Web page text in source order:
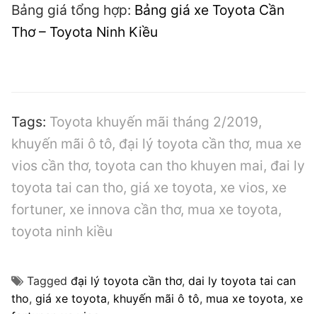
Bảng giá tổng hợp: Bảng giá xe Toyota Cần
Thơ – Toyota Ninh Kiều
Tags: Toyota khuyến mãi tháng 2/2019,
khuyến mãi ô tô, đại lý toyota cần thơ, mua xe
vios cần thơ, toyota can tho khuyen mai, đai ly
toyota tai can tho, giá xe toyota, xe vios, xe
fortuner, xe innova cần thơ, mua xe toyota,
toyota ninh kiều
Tagged đại lý toyota cần thơ, dai ly toyota tai can
tho, giá xe toyota, khuyến mãi ô tô, mua xe toyota, xe